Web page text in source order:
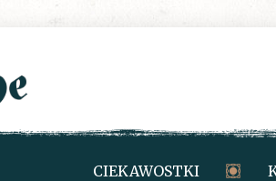
CIEKAWOSTKI